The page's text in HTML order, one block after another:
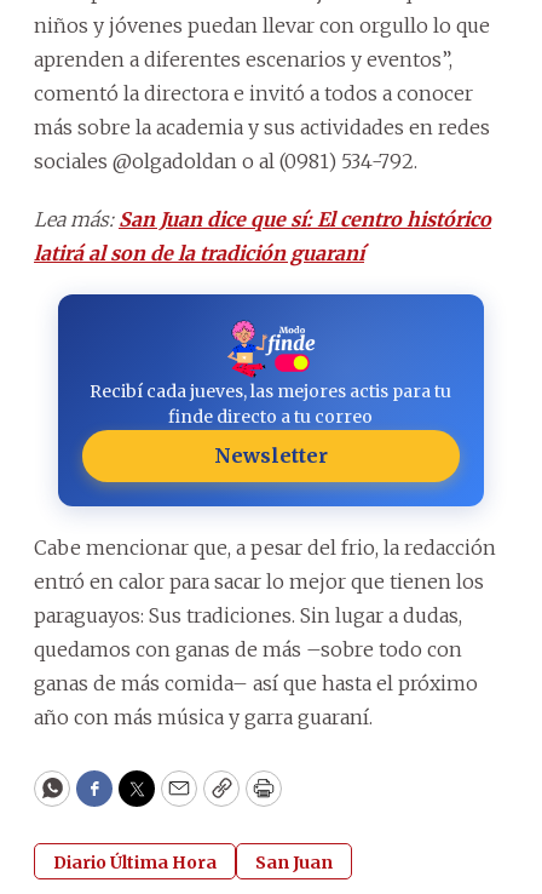
niños y jóvenes puedan llevar con orgullo lo que
aprenden a diferentes escenarios y eventos”,
comentó la directora e invitó a todos a conocer
más sobre la academia y sus actividades en redes
sociales @olgadoldan o al (0981) 534-792.
Lea más: San Juan dice que sí: El centro histórico
latirá al son de la tradición guaraní
Recibí cada jueves, las mejores actis para tu
finde directo a tu correo
Newsletter
Cabe mencionar que, a pesar del frio, la redacción
entró en calor para sacar lo mejor que tienen los
paraguayos: Sus tradiciones. Sin lugar a dudas,
quedamos con ganas de más –sobre todo con
ganas de más comida– así que hasta el próximo
año con más música y garra guaraní.
WhatsApp
Facebook
Twitter
EmailCopyPrint
Diario Última Hora San Juan